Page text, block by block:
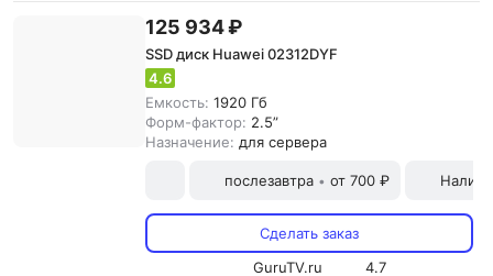
125 934 ₽
SSD диск Huawei 02312DYF
4.6
Емкость: 1920 Гб
Форм-фактор: 2.5”
Назначение: для сервера
послезавтра • от 700 ₽
Сделать заказ
GuruTV.ru
4.7